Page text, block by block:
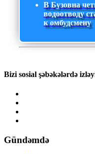
В Бузовна
водоотводу
к омбудсмену
Bizi sosial şəbəkələrdə
Gündəmdə